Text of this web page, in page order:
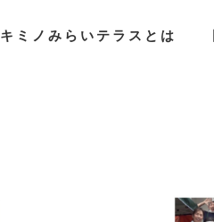
キミノみらいテラスとは